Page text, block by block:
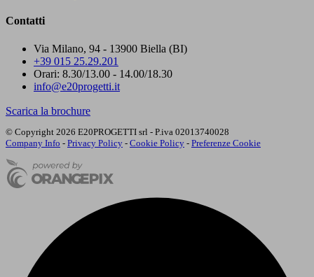
Contatti
Via Milano, 94 - 13900 Biella (BI)
+39 015 25.29.201
Orari: 8.30/13.00 - 14.00/18.30
info@e20progetti.it
Scarica la brochure
© Copyright 2026 E20PROGETTI srl - P.iva 02013740028
Company Info - Privacy Policy - Cookie Policy - Preferenze Cookie